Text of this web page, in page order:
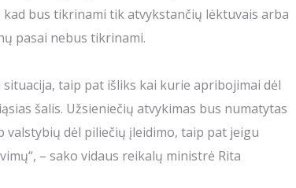
bus tikrinami tik atvykstančių lėktuvais arba
pasai nebus tikrinami.
taip pat išliks kai kurie apribojimai dėl
šalis. Užsieniečių atvykimas bus numatytas
dėl piliečių įleidimo, taip pat jeigu
– sako vidaus reikalų ministrė Rita